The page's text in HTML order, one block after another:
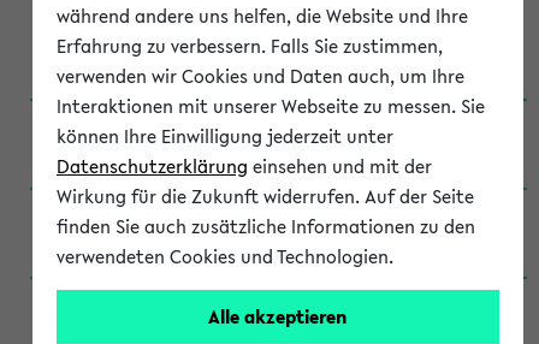
Anglistik: British and American Studies / B.A.
(Einschreibung bis WiSe 16/17)
Anglistik: British and American Studies / B.A.
(Einschreibung bis SoSe 2015)
Anglistik: British and American Studies / B.A.
(Einschreibung bis SoSe 2013)
Anglistik: British and American Studies / Ba
(Einschreibung bis SoSe 2011)
während andere uns helfen, die Website und Ihre
Erfahrung zu verbessern. Falls Sie zustimmen,
verwenden wir Cookies und Daten auch, um Ihre
Interaktionen mit unserer Webseite zu messen. Sie
können Ihre Einwilligung jederzeit unter
Datenschutzerklärung einsehen und mit der
Wirkung für die Zukunft widerrufen. Auf der Seite
finden Sie auch zusätzliche Informationen zu den
verwendeten Cookies und Technologien.
Alle akzeptieren